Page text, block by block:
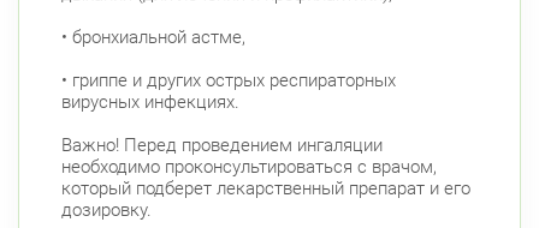
Проспект Большевиков
ул. Дыбенко ул., д. 8, к. 3
Подвойского 6/5 (Белышева, 5)
Проспект Большевиков
Петроградский район
Чкаловский пр., д. 60
• бронхиальной астме,
• гриппе и других острых респираторных
вирусных инфекциях.
Важно! Перед проведением ингаляции
необходимо проконсультироваться с врачом,
который подберет лекарственный препарат и его
дозировку.